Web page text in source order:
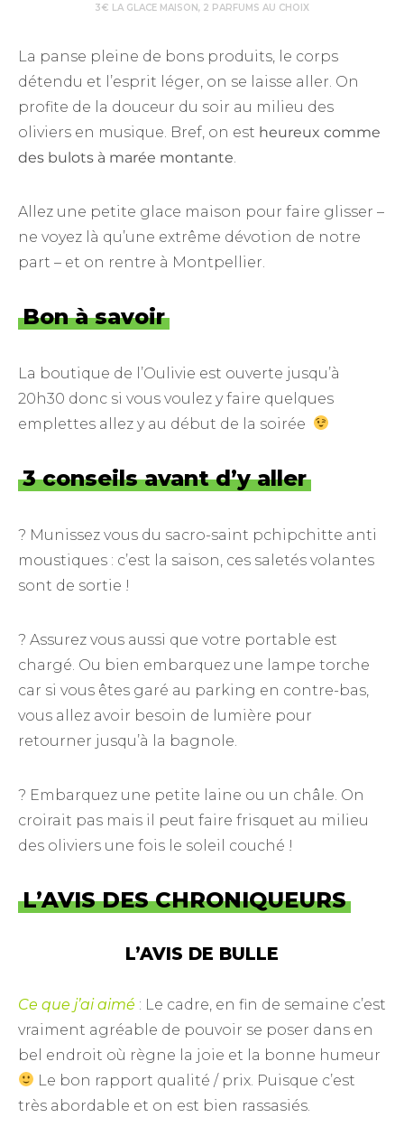
3€ LA GLACE MAISON, 2 PARFUMS AU CHOIX
La panse pleine de bons produits, le corps
détendu et l’esprit léger, on se laisse aller. On
profite de la douceur du soir au milieu des
oliviers en musique. Bref, on est heureux comme
des bulots à marée montante
Allez une petite glace maison pour faire glisser –
ne voyez là qu’une extrême dévotion de notre
part – et on rentre à Montpellier.
Bon à savoir
La boutique de l’Oulivie est ouverte jusqu’à
20h30 donc si vous voulez y faire quelques
emplettes allez y au début de la soirée
3 conseils avant d’y aller
? Munissez vous du sacro-saint pchipchitte anti
moustiques : c’est la saison, ces saletés volantes
sont de sortie !
? Assurez vous aussi que votre portable est
chargé. Ou bien embarquez une lampe torche
car si vous êtes garé au parking en contre-bas,
vous allez avoir besoin de lumière pour
retourner jusqu’à la bagnole.
? Embarquez une petite laine ou un châle. On
croirait pas mais il peut faire frisquet au milieu
des oliviers une fois le soleil couché !
L’AVIS DES CHRONIQUEURS
L’AVIS DE BULLE
Ce que j’ai aimé : Le cadre, en fin de semaine c’est
vraiment agréable de pouvoir se poser dans en
bel endroit où règne la joie et la bonne humeur
Le bon rapport qualité / prix. Puisque c’est
très abordable et on est bien rassasiés.